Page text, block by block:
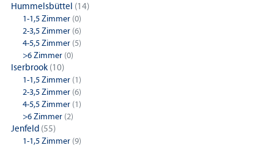
Hummelsbüttel (14)
1-1,5 Zimmer (0)
2-3,5 Zimmer (6)
4-5,5 Zimmer (5)
>6 Zimmer (0)
Iserbrook (10)
1-1,5 Zimmer (1)
2-3,5 Zimmer (6)
4-5,5 Zimmer (1)
>6 Zimmer (2)
Jenfeld (55)
1-1,5 Zimmer (9)